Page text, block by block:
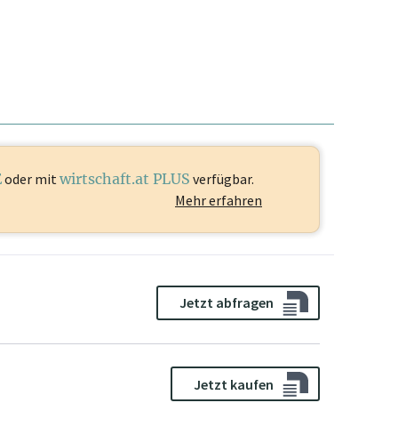
oder mit wirtschaft.at PLUS verfügbar.
Mehr erfahren
Jetzt abfragen
Jetzt kaufen